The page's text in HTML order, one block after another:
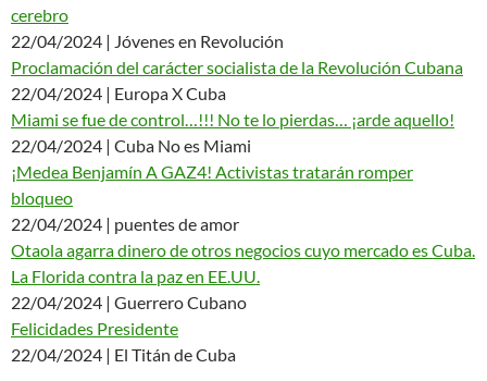
cerebro
22/04/2024 | Jóvenes en Revolución
Proclamación del carácter socialista de la Revolución Cubana
22/04/2024 | Europa X Cuba
Miami se fue de control…!!! No te lo pierdas… ¡arde aquello!
22/04/2024 | Cuba No es Miami
¡Medea Benjamín A GAZ4! Activistas tratarán romper
bloqueo
22/04/2024 | puentes de amor
Otaola agarra dinero de otros negocios cuyo mercado es Cuba.
La Florida contra la paz en EE.UU.
22/04/2024 | Guerrero Cubano
Felicidades Presidente
22/04/2024 | El Titán de Cuba